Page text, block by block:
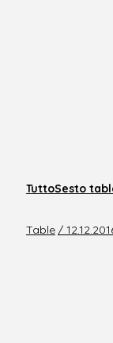
TuttoSesto
Table /